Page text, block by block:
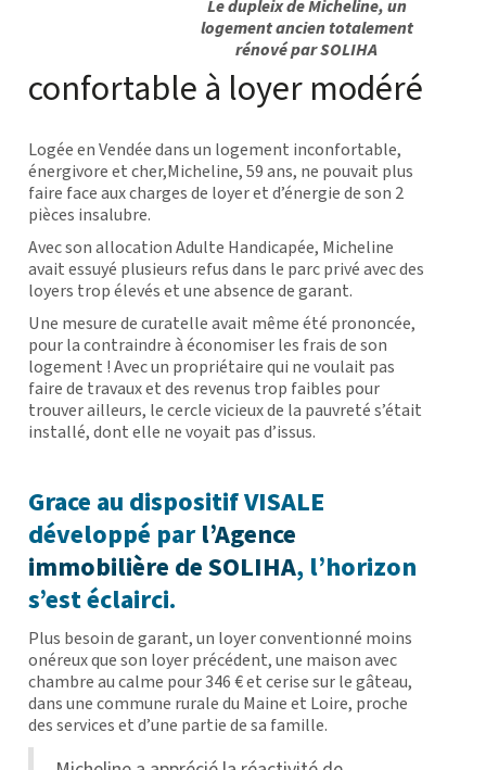
Le dupleix de Micheline, un
logement ancien totalement
rénové par SOLIHA
confortable à loyer modéré
Logée en Vendée dans un logement inconfortable,
énergivore et cher,Micheline, 59 ans, ne pouvait plus
faire face aux charges de loyer et d’énergie de son 2
pièces insalubre.
Avec son allocation Adulte Handicapée, Micheline
avait essuyé plusieurs refus dans le parc privé avec des
loyers trop élevés et une absence de garant.
Une mesure de curatelle avait même été prononcée,
pour la contraindre à économiser les frais de son
logement ! Avec un propriétaire qui ne voulait pas
faire de travaux et des revenus trop faibles pour
trouver ailleurs, le cercle vicieux de la pauvreté s’était
installé, dont elle ne voyait pas d’issus.
Grace au dispositif VISALE
développé parl’Agence
immobilière de SOLIHA, l’horizon
s’est éclairci.
Plus besoin de garant, un loyer conventionné moins
onéreux que son loyer précédent, une maison avec
chambre au calme pour 346 € et cerise sur le gâteau,
dans une commune rurale du Maine et Loire, proche
des services et d’une partie de sa famille.